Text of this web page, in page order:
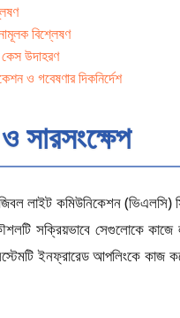
বিশ্লেষণ
উদাহরণ
ও গবেষণার দিকনির্দেশ
সারসংক্ষেপ
লাইট কমিউনিকেশন (ভিএলসি)
সক্রিয়ভাবে সেগুলোকে কাজে
ইনফ্রারেড আপলিংকে কাজ